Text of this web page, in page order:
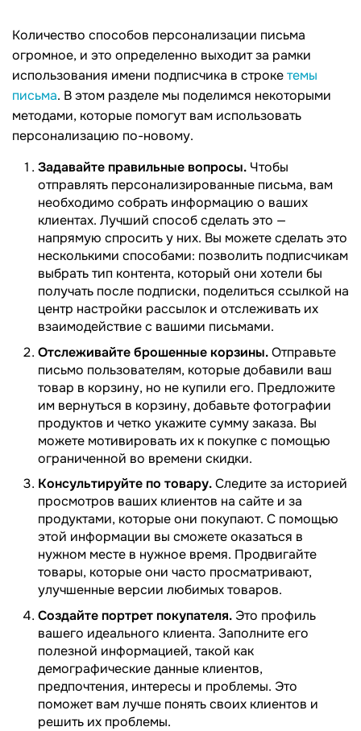
Количество способов персонализации письма
огромное, и это определенно выходит за рамки
использования имени подписчика в строкетемы
письма. В этом разделе мы поделимся некоторыми
методами, которые помогут вам использовать
персонализацию по-новому.
Задавайте правильные вопросы. Чтобы
отправлять персонализированные письма, вам
необходимо собрать информацию о ваших
клиентах. Лучший способ сделать это —
напрямую спросить у них. Вы можете сделать это
несколькими способами: позволить подписчикам
выбрать тип контента, который они хотели бы
получать после подписки, поделиться ссылкой на
центр настройки рассылок и отслеживать их
взаимодействие с вашими письмами.
Отслеживайте брошенные корзины.Отправьте
письмо пользователям, которые добавили ваш
товар в корзину, но не купили его. Предложите
им вернуться в корзину, добавьте фотографии
продуктов и четко укажите сумму заказа. Вы
можете мотивировать их к покупке с помощью
ограниченной во времени скидки.
Консультируйте по товару.Следите за историей
просмотров ваших клиентов на сайте и за
продуктами, которые они покупают. С помощью
этой информации вы сможете оказаться в
нужном месте в нужное время. Продвигайте
товары, которые они часто просматривают,
улучшенные версии любимых товаров.
Создайте портрет покупателя. Это профиль
вашего идеального клиента. Заполните его
полезной информацией, такой как
демографические данные клиентов,
предпочтения, интересы и проблемы. Это
поможет вам лучше понять своих клиентов и
решить их проблемы.